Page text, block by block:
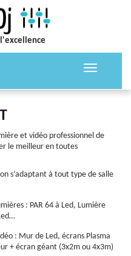
l'excellence
Toggle
et vidéo professionnel de
le meilleur en toutes
s’adaptant à tout type de salle
: PAR 64 à Led, Lumière
: Mur de Led, écrans Plasma
+ écran géant (3x2m ou 4x3m)